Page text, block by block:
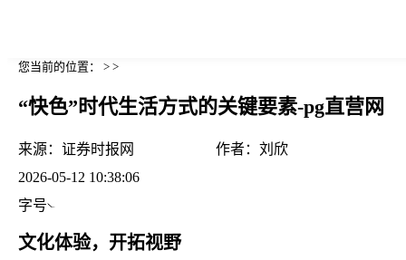
您当前的位置： > >
“快色”时代生活方式的关键要素-pg直营网
来源： 证券时报网 作者： 刘欣
2026-05-12 10:38:06
字号
文化体验，开拓视野